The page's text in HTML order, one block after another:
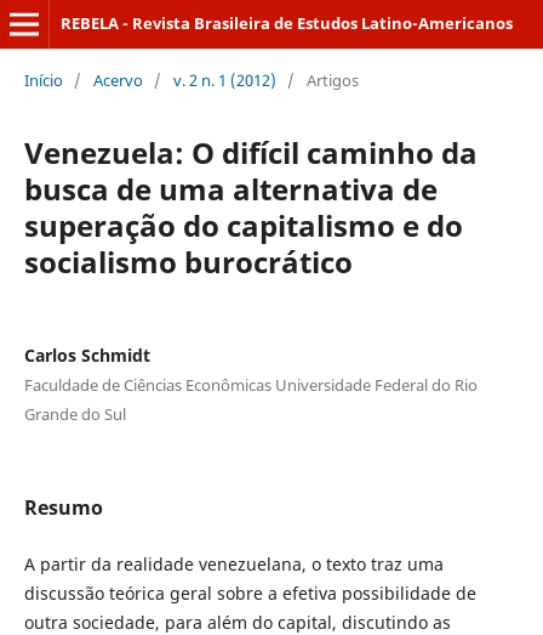
REBELA - Revista Brasileira de Estudos Latino-Americanos
Início / Acervo / v. 2 n. 1 (2012) / Artigos
Venezuela: O difícil caminho da
busca de uma alternativa de
superação do capitalismo e do
socialismo burocrático
Carlos Schmidt
Faculdade de Ciências Econômicas Universidade Federal do Rio
Grande do Sul
Resumo
A partir da realidade venezuelana, o texto traz uma
discussão teórica geral sobre a efetiva possibilidade de
outra sociedade, para além do capital, discutindo as